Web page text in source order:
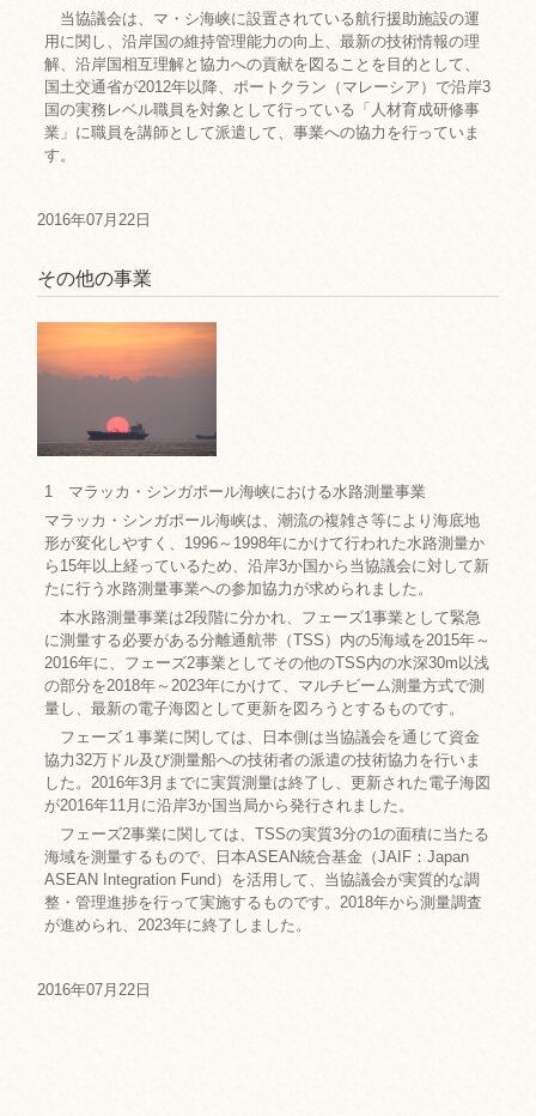
当協議会は、マ・シ海峡に設置されている航行援助施設の運
用に関し、沿岸国の維持管理能力の向上、最新の技術情報の理
解、沿岸国相互理解と協力への貢献を図ることを目的として、
国土交通省が2012年以降、ポートクラン（マレーシア）で沿岸3
国の実務レベル職員を対象として行っている「人材育成研修事
業」に職員を講師として派遣して、事業への協力を行っていま
す。
2016年07月22日
その他の事業
1 マラッカ・シンガポール海峡における水路測量事業
マラッカ・シンガポール海峡は、潮流の複雑さ等により海底地
形が変化しやすく、1996～1998年にかけて行われた水路測量か
ら15年以上経っているため、沿岸3か国から当協議会に対して新
たに行う水路測量事業への参加協力が求められました。
本水路測量事業は2段階に分かれ、フェーズ1事業として緊急
に測量する必要がある分離通航帯（TSS）内の5海域を2015年～
2016年に、フェーズ2事業としてその他のTSS内の水深30m以浅
の部分を2018年～2023年にかけて、マルチビーム測量方式で測
量し、最新の電子海図として更新を図ろうとするものです。
フェーズ１事業に関しては、日本側は当協議会を通じて資金
協力32万ドル及び測量船への技術者の派遣の技術協力を行いま
した。2016年3月までに実質測量は終了し、更新された電子海図
が2016年11月に沿岸3か国当局から発行されました。
フェーズ2事業に関しては、TSSの実質3分の1の面積に当たる
海域を測量するもので、日本ASEAN統合基金（JAIF：Japan
ASEAN Integration Fund）を活用して、当協議会が実質的な調
整・管理進捗を行って実施するものです。2018年から測量調査
が進められ、2023年に終了しました。
2016年07月22日